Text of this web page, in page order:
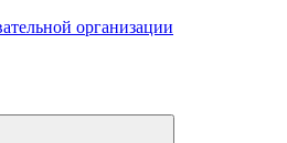
организации